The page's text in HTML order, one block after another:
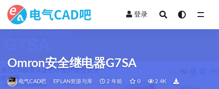
登录
Omron安全继电器G7SA
电气CAD吧 EPLAN资源与库 2 年前 0 2.4K